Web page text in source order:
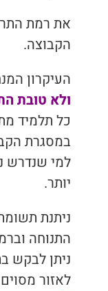
את רמת
הקבוצה.
העיקרון
ולא טובת
כל תלמיד
במסגרת
למי שנדרש
יותר.
ניתנת
התנוחה
ניתן לבקש
לאזור